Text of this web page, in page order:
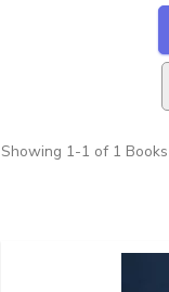
Showing 1-1 of 1 Books